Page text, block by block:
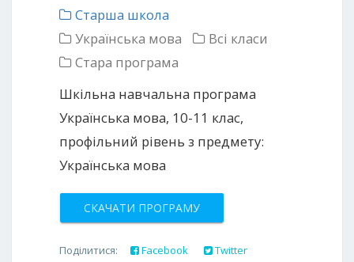
Старша школа
Українська мова
Всі класи
Стара програма
Шкільна навчальна програма
Українська мова, 10-11 клас,
профільний рівень з предмету:
Українська мова
СКАЧАТИ ПРОГРАМУ
Поділитися: Facebook
Twitter